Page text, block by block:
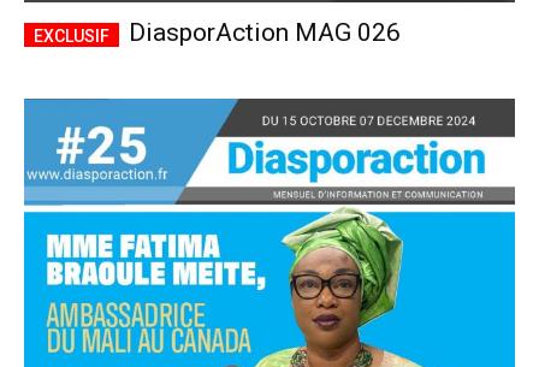
Accès complet
$22 / anplaceholder text
Tous les articles
Annonces
DiasporAction MAG 026